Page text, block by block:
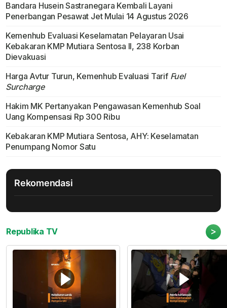
Bandara Husein Sastranegara Kembali Layani
Penerbangan Pesawat Jet Mulai 14 Agustus 2026
Kemenhub Evaluasi Keselamatan Pelayaran Usai
Kebakaran KMP Mutiara Sentosa II, 238 Korban
Dievakuasi
Harga Avtur Turun, Kemenhub Evaluasi Tarif Fuel
Surcharge
Hakim MK Pertanyakan Pengawasan Kemenhub Soal
Uang Kompensasi Rp 300 Ribu
Kebakaran KMP Mutiara Sentosa, AHY: Keselamatan
Penumpang Nomor Satu
Rekomendasi
Republika TV >